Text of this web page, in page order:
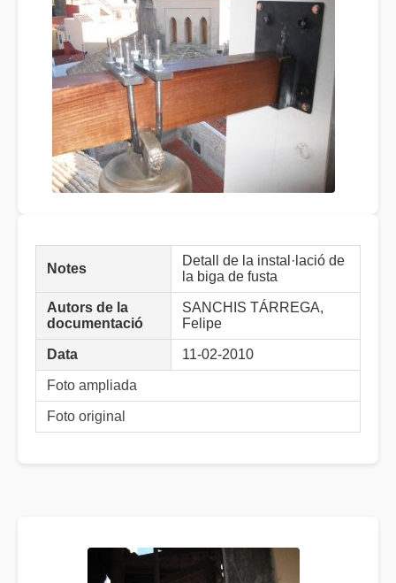
Notes
Detall de la instal·lació de
la biga de fusta
Autors de la
documentació
SANCHIS TÁRREGA,
Felipe
Data 11-02-2010
Foto ampliada
Foto original